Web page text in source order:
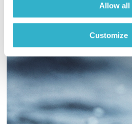
Allow all
Customize